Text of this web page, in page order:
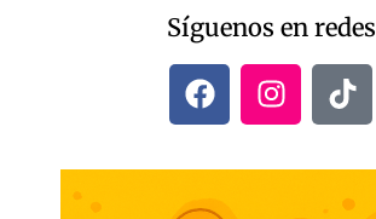
Síguenos en redes